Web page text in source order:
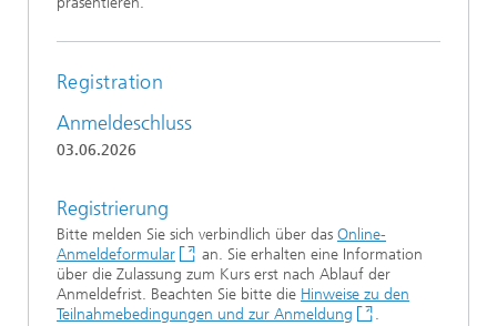
Registration
Anmeldeschluss
03.06.2026
Registrierung
Bitte melden Sie sich verbindlich über das Online-
Anmeldeformular
an. Sie erhalten eine Information
über die Zulassung zum Kurs erst nach Ablauf der
Anmeldefrist. Beachten Sie bitte die Hinweise zu den
Teilnahmebedingungen und zur Anmeldung
.